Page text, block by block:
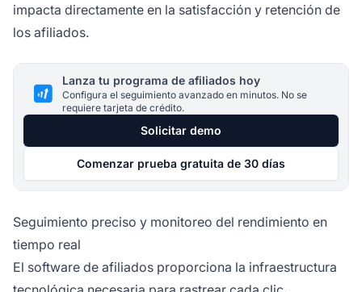
impacta directamente en la satisfacción y retención de
los afiliados.
Lanza tu programa de afiliados hoy
Configura el seguimiento avanzado en minutos. No se
requiere tarjeta de crédito.
Solicitar demo
Comenzar prueba gratuita de 30 días
Seguimiento preciso y monitoreo del rendimiento en
tiempo real
El software de afiliados proporciona la infraestructura